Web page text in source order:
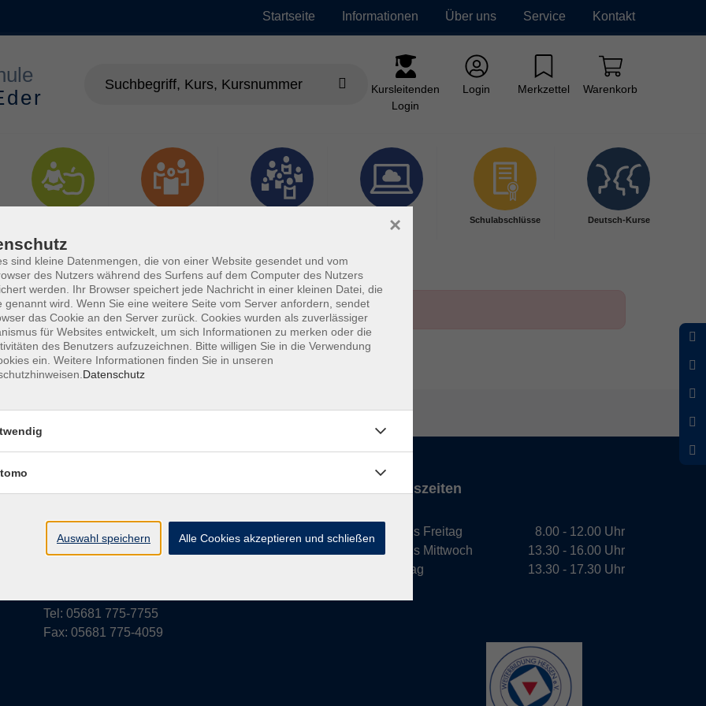
Startseite Informationen Über uns Service Kontakt
Kursleitenden
Login
Login Merkzettel Warenkorb
Digitales
Lernen
Schulabschlüsse Deutsch-Kurse
Barrierefreiheit Widerruf
Parkstraße 6
34576 Homberg (Efze)
Tel: 05681 775-7755
Fax: 05681 775-4059
Öffnungszeiten
Montag bis Freitag
Montag bis Mittwoch
Donnerstag
8.00 - 12.00 Uhr
13.30 - 16.00 Uhr
13.30 - 17.30 Uhr
sind kleine Datenmengen, die von einer Website gesendet und vom
des Nutzers während des Surfens auf dem Computer des Nutzers
werden. Ihr Browser speichert jede Nachricht in einer kleinen Datei, die
genannt wird. Wenn Sie eine weitere Seite vom Server anfordern, sendet
das Cookie an den Server zurück. Cookies wurden als zuverlässiger
für Websites entwickelt, um sich Informationen zu merken oder die
des Benutzers aufzuzeichnen. Bitte willigen Sie in die Verwendung
ein. Weitere Informationen finden Sie in unseren
Datenschutz
×
Auswahl speichern Alle Cookies akzeptieren und schließen